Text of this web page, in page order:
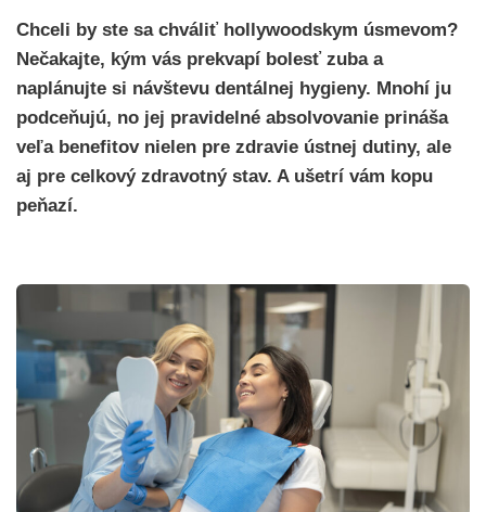
Chceli by ste sa chváliť hollywoodskym úsmevom?
Nečakajte, kým vás prekvapí bolesť zuba a
naplánujte si návštevu dentálnej hygieny. Mnohí ju
podceňujú, no jej pravidelné absolvovanie prináša
veľa benefitov nielen pre zdravie ústnej dutiny, ale
aj pre celkový zdravotný stav. A ušetrí vám kopu
peňazí.